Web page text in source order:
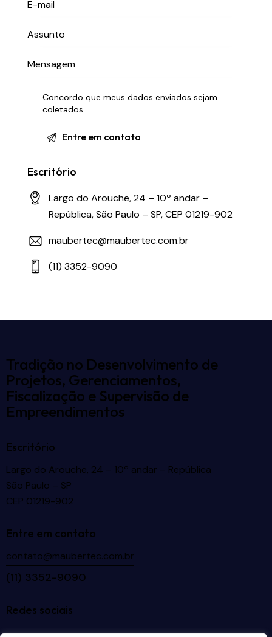
Concordo que meus dados enviados sejam
coletados.
Escritório
Largo do Arouche, 24 – 10º andar –
República, São Paulo – SP, CEP 01219-902
maubertec@maubertec.com.br
(11) 3352-9090
Tradição no Desenvolvimento de
Projetos, Gerenciamentos,
Fiscalização e Supervisão de
Empreendimentos
Escritório
Largo do Arouche, 24 – 10º andar – República
São Paulo – SP
CEP 01219-902
Entre em contato
contato@maubertec.com.br
(11) 3352-9090
Redes sociais